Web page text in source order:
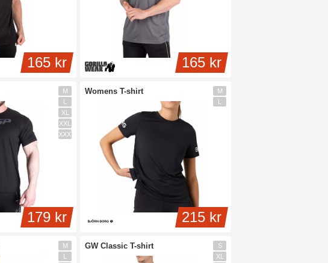
165 kr 165 kr
179 kr
M
L
XL
XXL
XXXL
Womens T-shirt
215 kr
M
L
M
L
GW Classic T-shirt
S
XL